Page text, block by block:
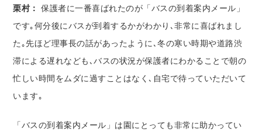
栗村：保護者に一番喜ばれたのが「バスの到着案内メール」
です｡何分後にバスが到着するかがわかり､非常に喜ばれまし
た｡先ほど理事長の話があったように､冬の寒い時期や道路渋
滞による遅れなども､バスの状況が保護者にわかることで朝の
忙しい時間をムダに過すことはなく､自宅で待っていただいて
います｡
「バスの到着案内メール」は園にとっても非常に助かってい